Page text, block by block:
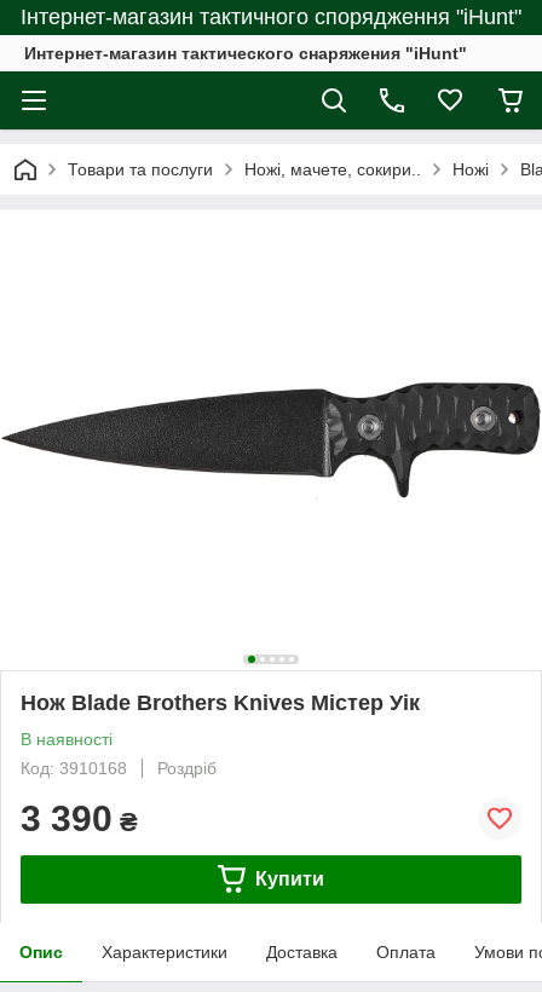
Інтернет-магазин тактичного спорядження "iHunt"
Интернет-магазин тактического снаряжения "iHunt"
Товари та послуги Ножі, мачете, сокири.. Ножі
Нож Blade Brothers Knives Містер Уік
В наявності
Код: 3910168
Роздріб
3 390 ₴
Купити
Опис Характеристики Доставка Оплата Умови